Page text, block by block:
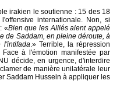
irakien le soutienne : 15 des 18
internationale. Non, si
«Bien que les Alliés aient appelé
de Saddam, en pleine déroute, à
l'intifada.» Terrible, la répression
à l'émotion manifestée par
décide, en urgence, d'interdire
de manière unilatérale leur
Saddam Hussein à appliquer les